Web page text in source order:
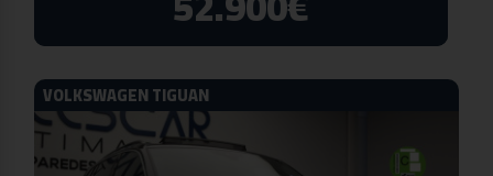
VOLKSWAGEN TIGUAN